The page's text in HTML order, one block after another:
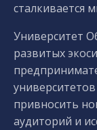
сталкивается
Университет
развитых
привносить
аудиторий и